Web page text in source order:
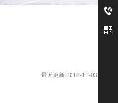
最近更新:2018-11-03